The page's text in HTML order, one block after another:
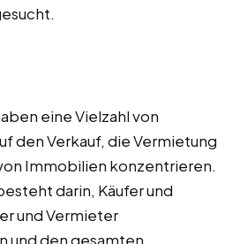
eine Vielzahl von
den Verkauf, die Vermietung
Immobilien konzentrieren.
darin, Käufer und
und Vermieter
und den gesamten